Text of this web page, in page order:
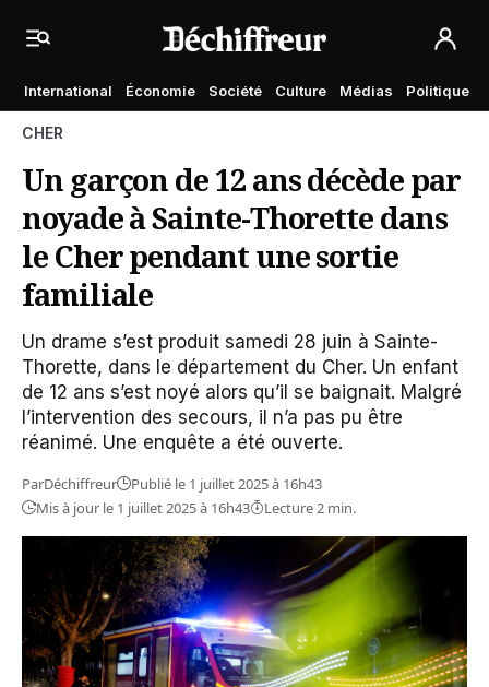
International Économie Société Culture Médias Politique
CHER
Un garçon de 12 ans décède par
noyade à Sainte-Thorette dans
le Cher pendant une sortie
familiale
Un drame s’est produit samedi 28 juin à Sainte-
Thorette, dans le département du Cher. Un enfant
de 12 ans s’est noyé alors qu’il se baignait. Malgré
l’intervention des secours, il n’a pas pu être
réanimé. Une enquête a été ouverte.
ParDéchiffreur
Publié le 1 juillet 2025 à 16h43
Mis à jour le 1 juillet 2025 à 16h43
Lecture 2 min.